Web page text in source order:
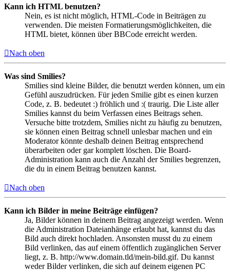
Kann ich HTML benutzen?
Nein, es ist nicht möglich, HTML-Code in Beiträgen zu
verwenden. Die meisten Formatierungsmöglichkeiten, die
HTML bietet, können über BBCode erreicht werden.
Nach oben
Was sind Smilies?
Smilies sind kleine Bilder, die benutzt werden können, um ein
Gefühl auszudrücken. Für jeden Smilie gibt es einen kurzen
Code, z. B. bedeutet :) fröhlich und :( traurig. Die Liste aller
Smilies kannst du beim Verfassen eines Beitrags sehen.
Versuche bitte trotzdem, Smilies nicht zu häufig zu benutzen,
sie können einen Beitrag schnell unlesbar machen und ein
Moderator könnte deshalb deinen Beitrag entsprechend
überarbeiten oder gar komplett löschen. Die Board-
Administration kann auch die Anzahl der Smilies begrenzen,
die du in einem Beitrag benutzen kannst.
Nach oben
Kann ich Bilder in meine Beiträge einfügen?
Ja, Bilder können in deinem Beitrag angezeigt werden. Wenn
die Administration Dateianhänge erlaubt hat, kannst du das
Bild auch direkt hochladen. Ansonsten musst du zu einem
Bild verlinken, das auf einem öffentlich zugänglichen Server
liegt, z. B. http://www.domain.tld/mein-bild.gif. Du kannst
weder Bilder verlinken, die sich auf deinem eigenen PC